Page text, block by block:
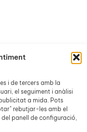
i de tercers amb la
el seguiment i anàlisi
a mida. Pots
rebutjar-les amb el
panell de configuració,